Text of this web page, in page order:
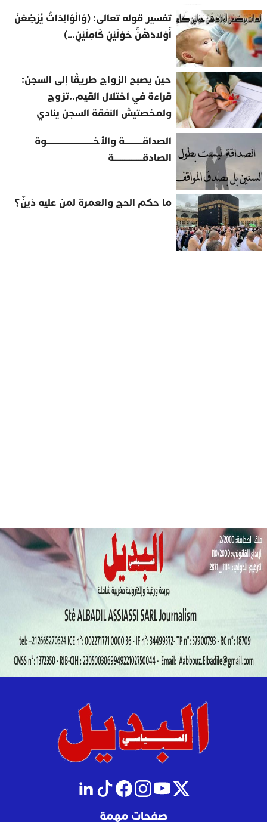
تفسير قوله تعالى: (وَالْوَالِدَاتُ يُرْضِعْنَ
أَوْلادَهُنَّ حَوْلَيْنِ كَامِلَيْنِ…)
حين يصبح الزواج طريقًا إلى السجن:
قراءة في اختلال القيم..تزوج
ولمخصتيش النفقة السجن ينادي
الصداقــــــــــة والأخــــــــــــــــــــــــــوة
الصادقــــــــــــــــة
ما حكم الحج والعمرة لمن عليه دَينٌ؟
صفحات مهمة